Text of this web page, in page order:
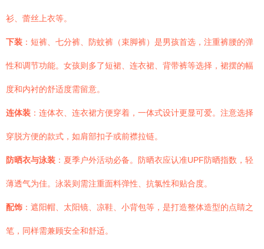
衫、蕾丝上衣等。
下装 ：短裤、七分裤、防蚊裤（束脚裤）是男孩首选，注重裤腰的弹
性和调节功能。女孩则多了短裙、连衣裙、背带裤等选择，裙摆的幅
度和内衬的舒适度需留意。
连体装 ：连体衣、连衣裙方便穿着，一体式设计更显可爱。注意选择
穿脱方便的款式，如肩部扣子或前襟拉链。
防晒衣与泳装 ：夏季户外活动必备。防晒衣应认准UPF防晒指数，轻
薄透气为佳。泳装则需注重面料弹性、抗氯性和贴合度。
配饰 ：遮阳帽、太阳镜、凉鞋、小背包等，是打造整体造型的点睛之
笔，同样需兼顾安全和舒适。